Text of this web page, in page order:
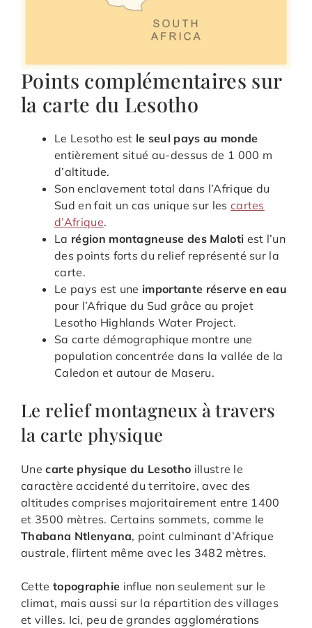
Points complémentaires sur
la carte du Lesotho
Le Lesotho est le seul pays au monde
entièrement situé au-dessus de 1 000 m
d’altitude.
Son enclavement total dans l’Afrique du
Sud en fait un cas unique sur les cartes
d’Afrique.
La région montagneuse des Maloti est l’un
des points forts du relief représenté sur la
carte.
Le pays est une importante réserve en eau
pour l’Afrique du Sud grâce au projet
Lesotho Highlands Water Project.
Sa carte démographique montre une
population concentrée dans la vallée de la
Caledon et autour de Maseru.
Le relief montagneux à travers
la carte physique
Unecarte physique du Lesotho illustre le
caractère accidenté du territoire, avec des
altitudes comprises majoritairement entre 1400
et 3500 mètres. Certains sommets, comme le
Thabana Ntlenyana, point culminant d’Afrique
australe, flirtent même avec les 3482 mètres.
Cette topographie influe non seulement sur le
climat, mais aussi sur la répartition des villages
et villes. Ici, peu de grandes agglomérations